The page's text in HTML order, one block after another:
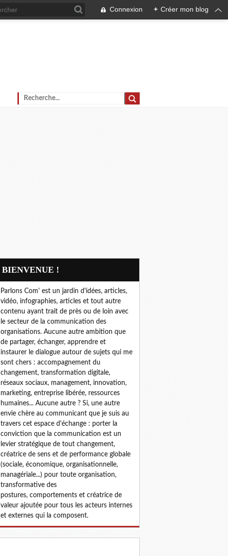
Connexion + Créer mon blog
BIENVENUE !
Parlons Com' est un jardin d'idées, articles,
vidéo, infographies, articles et tout autre
contenu ayant trait de près ou de loin avec
le secteur de la communication des
organisations. Aucune autre ambition que
de partager, échanger, apprendre et
instaurer le dialogue autour de sujets qui me
sont chers : accompagnement du
changement, transformation digitale,
réseaux sociaux, management, innovation,
marketing, entreprise libérée, ressources
humaines... Aucune autre ? Si, une autre
envie chère au communicant que je suis au
travers cet espace d'échange : porter la
conviction que la communication est un
levier stratégique de tout changement,
créatrice de sens et de performance globale
(sociale, économique, organisationnelle,
managériale...) pour toute organisation,
transformative des
postures, comportements et créatrice de
valeur ajoutée pour tous les acteurs internes
et externes qui la composent.